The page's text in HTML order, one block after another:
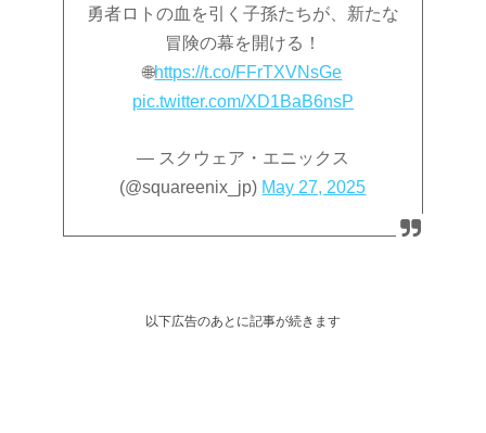
勇者ロトの血を引く子孫たちが、新たな
冒険の幕を開ける！
🌐https://t.co/FFrTXVNsGe
pic.twitter.com/XD1BaB6nsP
— スクウェア・エニックス
(@squareenix_jp) May 27, 2025
以下広告のあとに記事が続きます